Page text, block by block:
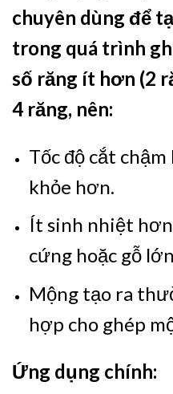
chuyên dùng để
trong quá trình
số răng ít hơn (2
4 răng, nên:
Tốc độ cắt
khỏe hơn.
Ít sinh nhiệt
cứng hoặc gỗ
Mộng tạo ra
hợp cho ghép
Ứng dụng chính: